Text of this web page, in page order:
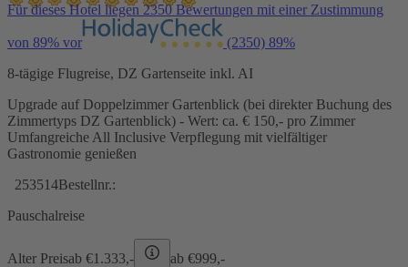
Für dieses Hotel liegen 2350 Bewertungen mit einer Zustimmung
von 89% vor (2350) 89%
8-tägige Flugreise, DZ Gartenseite inkl. AI
Upgrade auf Doppelzimmer Gartenblick (bei direkter Buchung des
Zimmertyps DZ Gartenblick) - Wert: ca. € 150,- pro Zimmer
Umfangreiche All Inclusive Verpflegung mit vielfältiger
Gastronomie genießen
253514Bestellnr.:
Pauschalreise
Alter Preisab €1.333,- ab €999,-